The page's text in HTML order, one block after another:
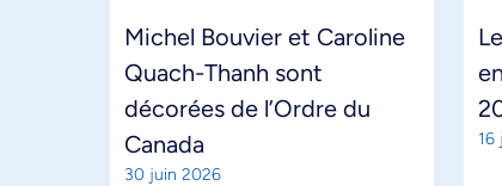
Michel Bouvier et Caroline
Quach-Thanh sont
décorées de l’Ordre du
Canada
30 juin 2026
16